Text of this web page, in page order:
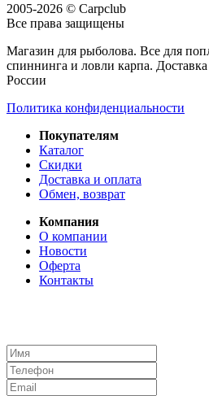
2005-2026 © Carpclub
Все права защищены
Магазин для рыболова. Все для
спиннинга и ловли карпа.
России
Политика конфиденциальности
Покупателям
Каталог
Скидки
Доставка и оплата
Обмен, возврат
Компания
О компании
Новости
Оферта
Контакты